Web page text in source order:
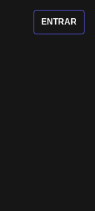
ENTRAR